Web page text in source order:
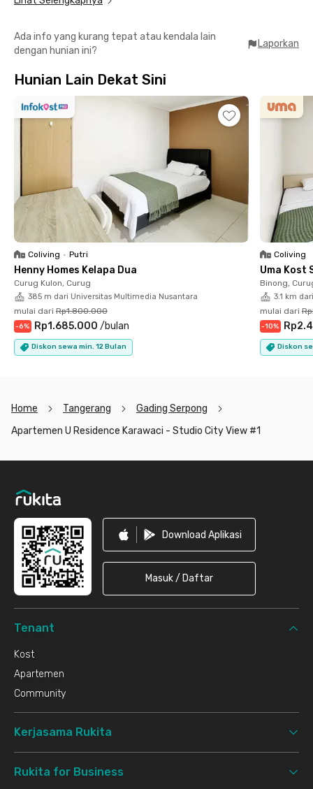
eksklusif apartemen Karawaci ini mulai dari kolam renang,
fitness center, hingga akses langsung ke Supermal Karawaci
fully furnished dengan AC, kitchen set, kulkas, microwave,
dispenser, serta kamar mandi yang bersih—jadi kamu bisa
langsung pindah tanpa repot.
Pelita Harapan (UPH), 15 menit ke Karawaci Office Park, dan
sekitar 18 menit ke Gerbang Tol Karawaci untuk akses cepat
menuju pusat Jakarta.
Tinggal di Apartemen U Residence Karawaci berarti kamu akan
menikmati gaya hidup modern dengan segala kemudahannya.
Bahkan, harga sewa bulanan sudah termasuk IPL. Yuk, booking
unit apartemen studio Karawaci ini sekarang!
Ada info yang kurang tepat atau kendala lain
dengan hunian ini?
Laporkan
Hunian Lain Dekat Sini
Coliving • Putri
Henny Homes Kelapa Dua
Curug Kulon, Curug
385 m dari Universitas Multimedia Nusantara
mulai dari Rp1.800.000
-6% Rp1.685.000 /bulan
Diskon sewa min. 12 Bulan
Coliving
Uma Kost
Binong,
3.1 km
mulai dari
-10%
Diskon
Home Tangerang
Gading Serpong
Apartemen U Residence Karawaci - Studio City View #1
Download Aplikasi
Masuk / Daftar
Tenant
Kost
Apartemen
Community
Kerjasama Rukita
Rukita for Business